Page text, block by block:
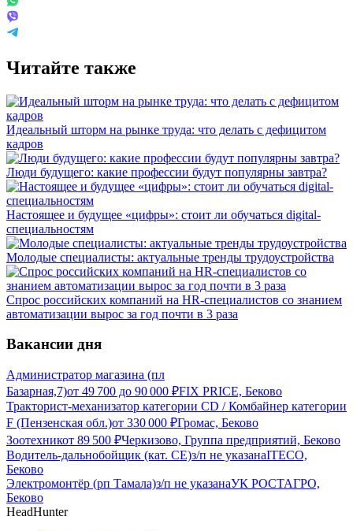
Читайте также
Идеальный шторм на рынке труда: что делать с дефицитом
кадров
Люди будущего: какие профессии будут популярны завтра?
Настоящее и будущее «цифры»: стоит ли обучаться digital-
специальностям
Молодые специалисты: актуальные тренды трудоустройства
Спрос российских компаний на HR-специалистов со знанием
автоматизации вырос за год почти в 3 раза
Вакансии дня
Администратор магазина (пл
Базарная,7)от 49 700 до 90 000 ₽FIX PRICE, Беково
Тракторист-механизатор категории CD / Комбайнер категории
F (Пензенская обл.)от 330 000 ₽Громас, Беково
Зоотехникот 89 500 ₽Черкизово, Группа предприятий, Беково
Водитель-дальнобойщик (кат. CE)з/п не указанаITECO,
Беково
Электромонтёр (рп Тамала)з/п не указанаУК РОСТАГРО,
Беково
HeadHunter